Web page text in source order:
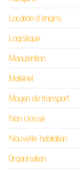
Location d'engins
Logistique
Manutention
Matériel
Moyen de transport
Non classé
Nouvelle habitation
Organisation